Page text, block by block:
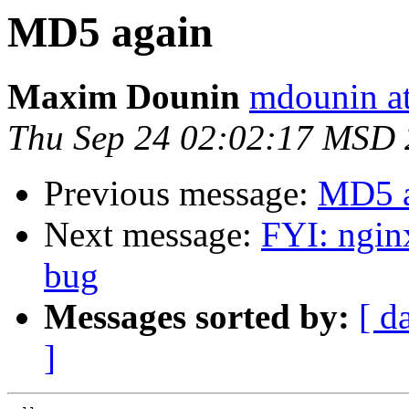
MD5 again
Maxim Dounin mdounin
Thu Sep 24 02:02:17 MSD
Previous message: MD5
Next message: FYI:
bug
Messages sorted by: [
]